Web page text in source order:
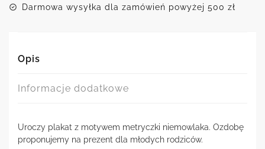
Darmowa wysyłka dla zamówień powyżej 500 zł
Opis
Informacje dodatkowe
Uroczy plakat z motywem metryczki niemowlaka. Ozdobę
proponujemy na prezent dla młodych rodziców.